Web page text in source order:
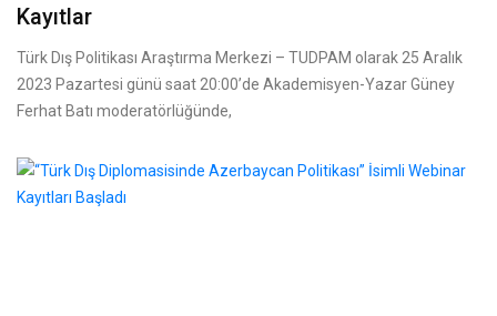
Kayıtlar
Türk Dış Politikası Araştırma Merkezi – TUDPAM olarak 25 Aralık
2023 Pazartesi günü saat 20:00’de Akademisyen-Yazar Güney
Ferhat Batı moderatörlüğünde,